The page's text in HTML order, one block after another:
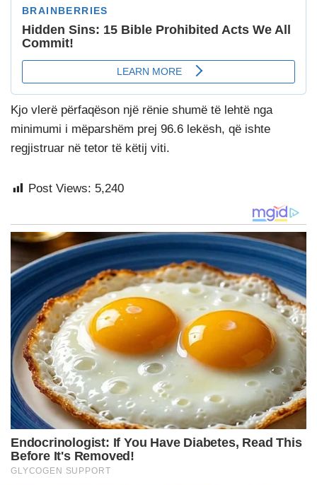
Kjo vlerë përfaqëson një rënie shumë të lehtë nga
minimumi i mëparshëm prej 96.6 lekësh, që ishte
regjistruar në tetor të këtij viti.
Post Views: 5,240